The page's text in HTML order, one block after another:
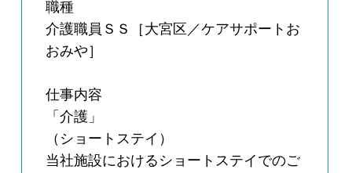
職種
介護職員ＳＳ［大宮区／ケアサポートお
おみや］
仕事内容
「介護」
（ショートステイ）
当社施設におけるショートステイでのご